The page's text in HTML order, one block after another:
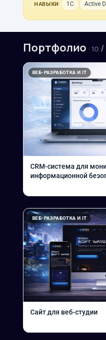
НАВЫКИ 1С Active
Портфолио · 10 /
ВЕБ-РАЗРАБОТКА И IT
CRM-система для
информационной
ВЕБ-РАЗРАБОТКА И IT
Сайт для веб-студии